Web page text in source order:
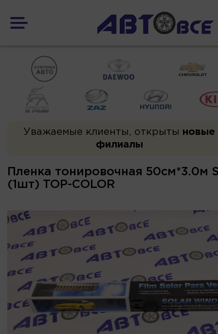
Уважаемые клиенты, открыты новые
филиалы
Пленка тонировочная 50см*3.0м
(1шт) TOP-COLOR